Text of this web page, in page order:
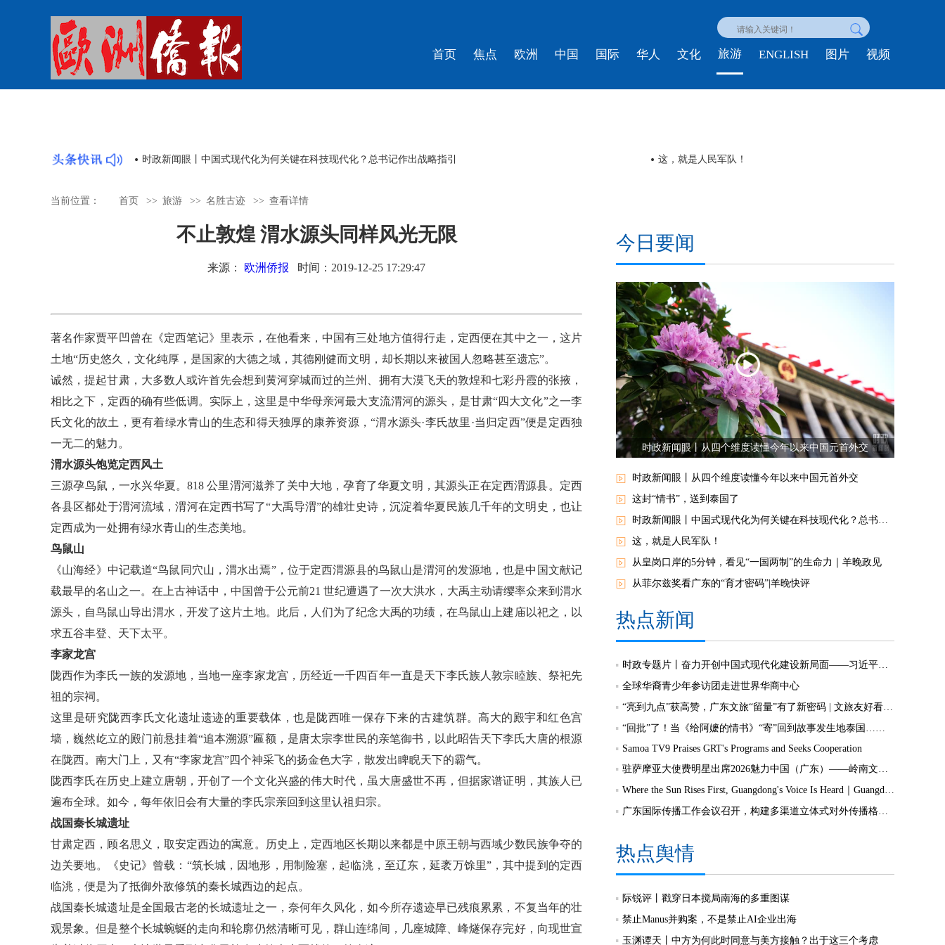
首页 焦点 欧洲 中国 国际 华人 文化 旅游 ENGLISH 图片 视频
时政新闻眼丨中国式现代化为何关键在科技现代化？总书记作出战略指引 这，就是人民军队！
当前位置： 首页 >> 旅游 >> 名胜古迹 >> 查看详情
不止敦煌 渭水源头同样风光无限
来源： 欧洲侨报 时间：2019-12-25 17:29:47
著名作家贾平凹曾在《定西笔记》里表示，在他看来，中国有三处地方值得行走，定西便在其中之一，这片
土地“历史悠久，文化纯厚，是国家的大德之域，其德刚健而文明，却长期以来被国人忽略甚至遗忘”。
诚然，提起甘肃，大多数人或许首先会想到黄河穿城而过的兰州、拥有大漠飞天的敦煌和七彩丹霞的张掖，
相比之下，定西的确有些低调。实际上，这里是中华母亲河最大支流渭河的源头，是甘肃“四大文化”之一李
氏文化的故土，更有着绿水青山的生态和得天独厚的康养资源，“渭水源头·李氏故里·当归定西”便是定西独
一无二的魅力。
渭水源头饱览定西风土
三源孕鸟鼠，一水兴华夏。818 公里渭河滋养了关中大地，孕育了华夏文明，其源头正在定西渭源县。定西
各县区都处于渭河流域，渭河在定西书写了“大禹导渭”的雄壮史诗，沉淀着华夏民族几千年的文明史，也让
定西成为一处拥有绿水青山的生态美地。
鸟鼠山
《山海经》中记载道“鸟鼠同穴山，渭水出焉”，位于定西渭源县的鸟鼠山是渭河的发源地，也是中国文献记
载最早的名山之一。在上古神话中，中国曾于公元前21 世纪遭遇了一次大洪水，大禹主动请缨率众来到渭水
源头，自鸟鼠山导出渭水，开发了这片土地。此后，人们为了纪念大禹的功绩，在鸟鼠山上建庙以祀之，以
求五谷丰登、天下太平。
李家龙宫
陇西作为李氏一族的发源地，当地一座李家龙宫，历经近一千四百年一直是天下李氏族人敦宗睦族、祭祀先
祖的宗祠。
这里是研究陇西李氏文化遗址遗迹的重要载体，也是陇西唯一保存下来的古建筑群。高大的殿宇和红色宫
墙，巍然屹立的殿门前悬挂着“追本溯源”匾额，是唐太宗李世民的亲笔御书，以此昭告天下李氏大唐的根源
在陇西。南大门上，又有“李家龙宫”四个神采飞的扬金色大字，散发出睥睨天下的霸气。
陇西李氏在历史上建立唐朝，开创了一个文化兴盛的伟大时代，虽大唐盛世不再，但据家谱证明，其族人已
遍布全球。如今，每年依旧会有大量的李氏宗亲回到这里认祖归宗。
战国秦长城遗址
甘肃定西，顾名思义，取安定西边的寓意。历史上，定西地区长期以来都是中原王朝与西域少数民族争夺的
边关要地。《史记》曾载：“筑长城，因地形，用制险塞，起临洮，至辽东，延袤万馀里”，其中提到的定西
临洮，便是为了抵御外敌修筑的秦长城西边的起点。
战国秦长城遗址是全国最古老的长城遗址之一，奈何年久风化，如今所存遗迹早已残痕累累，不复当年的壮
观景象。但是整个长城蜿蜒的走向和轮廓仍然清晰可见，群山连绵间，几座城障、峰燧保存完好，向现世宣
今日要闻
时政新闻眼丨从四个维度读懂今年以来中国元首外交
时政新闻眼丨从四个维度读懂今年以来中国元首外交
这封“情书”，送到泰国了
时政新闻眼丨中国式现代化为何关键在科技现代化？总书记作出战略指引
这，就是人民军队！
从皇岗口岸的5分钟，看见“一国两制”的生命力｜羊晚政见
从菲尔兹奖看广东的“育才密码”|羊晚快评
热点新闻
时政专题片丨奋力开创中国式现代化建设新局面——习近平总书记今年以来治国理政纪实
全球华裔青少年参访团走进世界华商中心
“亮到九点”获高赞，广东文旅“留量”有了新密码 | 文旅友好看广东②
“回批”了！当《给阿嬷的情书》“寄”回到故事发生地泰国……
Samoa TV9 Praises GRT's Programs and Seeks Cooperation
驻萨摩亚大使费明星出席2026魅力中国（广东）——岭南文化南太行萨摩亚站活动
Where the Sun Rises First, Guangdong's Voice Is Heard｜Guangdong media, Samoa MCIT sign deal to bring Canton Today to TV9
广东国际传播工作会议召开，构建多渠道立体式对外传播格局引热议
热点舆情
际锐评丨戳穿日本搅局南海的多重图谋
禁止Manus并购案，不是禁止AI企业出海
玉渊谭天丨中方为何此时同意与美方接触？出于这三个考虑